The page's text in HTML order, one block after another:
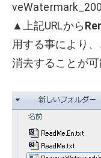
▲上記URLから
用する事により
消去することが可